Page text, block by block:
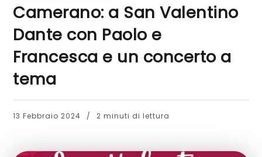
Camerano: a San Valentino
Dante con Paolo e
Francesca e un concerto a
tema
13 Febbraio 2024 2 minuti di lettura